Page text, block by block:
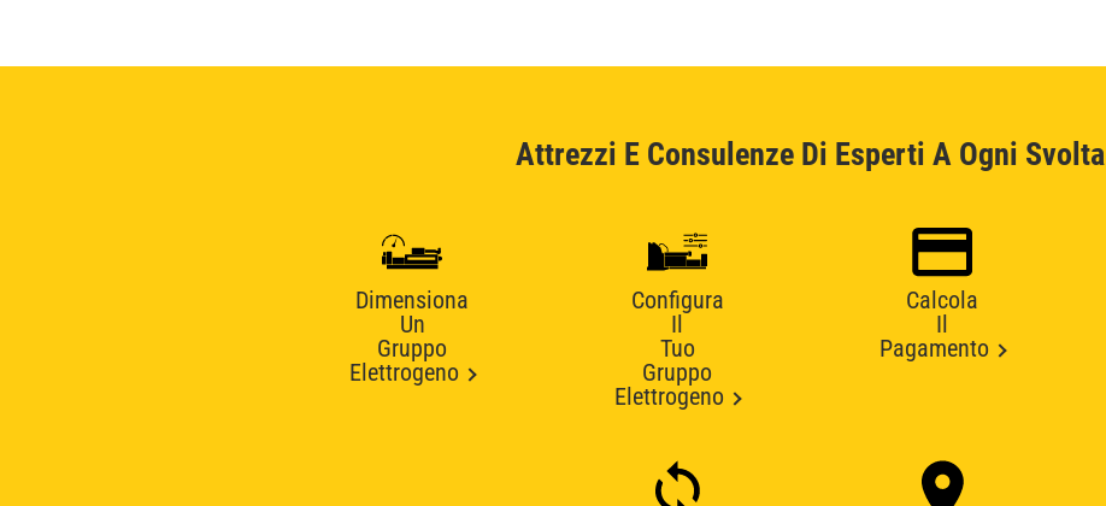
Attrezzi E Consulenze Di Esperti A Ogni Svolta
Dimensiona
Un
Gruppo
Elettrogeno
Configura
Il
Tuo
Gruppo
Elettrogeno
Calcola
Il
Pagamento